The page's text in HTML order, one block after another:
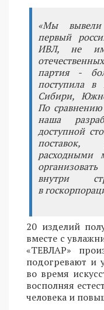
«Мы
первый
ИВЛ, не
партия -
поступила в
Сибири,
По
наша
доступной
поставок,
расходными
внутри
в
20 изделий
вместе с
«ТЕВЛАР»
подогревают и
во время
восполняя
человека и